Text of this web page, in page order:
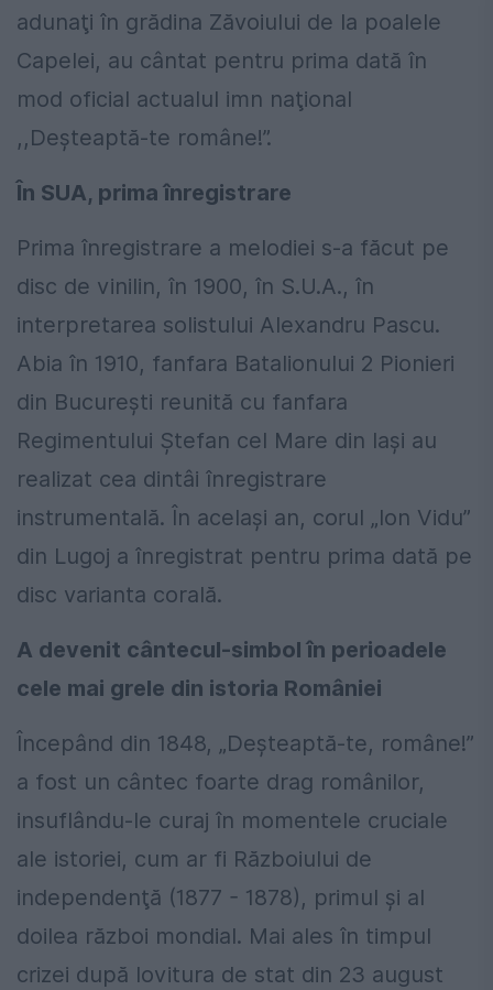
adunaţi în grădina Zăvoiului de la poalele
Capelei, au cântat pentru prima dată în
mod oficial actualul imn naţional
,,Deşteaptă-te române!”.
În SUA, prima înregistrare
Prima înregistrare a melodiei s-a făcut pe
disc de vinilin, în 1900, în S.U.A., în
interpretarea solistului Alexandru Pascu.
Abia în 1910, fanfara Batalionului 2 Pionieri
din București reunită cu fanfara
Regimentului Ștefan cel Mare din Iași au
realizat cea dintâi înregistrare
instrumentală. În același an, corul „Ion Vidu”
din Lugoj a înregistrat pentru prima dată pe
disc varianta corală.
A devenit cântecul-simbol în perioadele
cele mai grele din istoria României
Începând din 1848, „Deşteaptă-te, române!”
a fost un cântec foarte drag românilor,
insuflându-le curaj în momentele cruciale
ale istoriei, cum ar fi Războiului de
independenţă (1877 - 1878), primul şi al
doilea război mondial. Mai ales în timpul
crizei după lovitura de stat din 23 august